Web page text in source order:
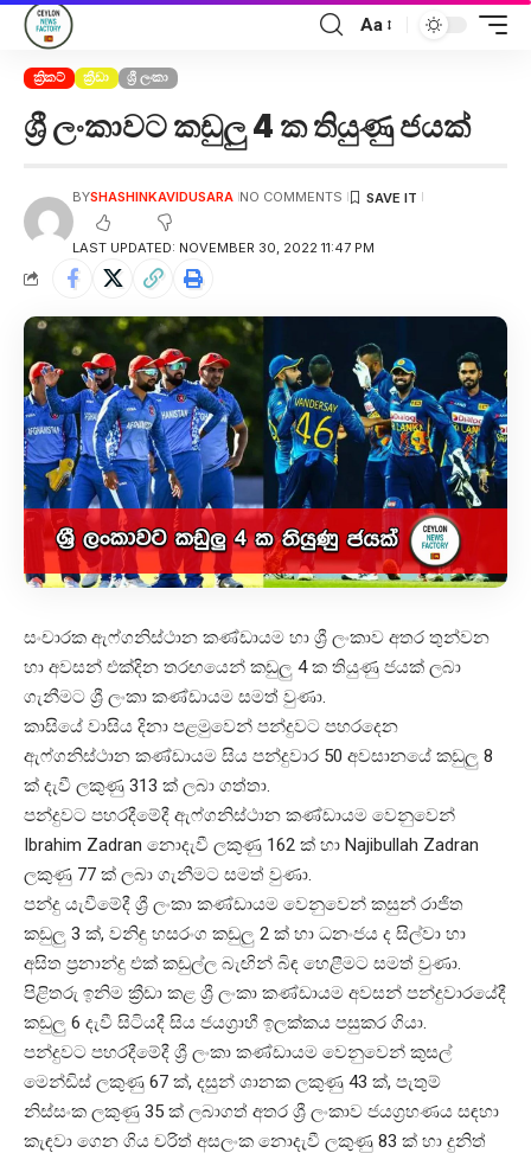
Aa
ක්‍රිකට් ක්‍රීඩා ශ්‍රී ලංකා
ශ්‍රී ලංකාවට කඩුලු 4 ක තියුණු ජයක්
LAST UPDATED: NOVEMBER 30, 2022 11:47 PM
BYSHASHINKAVIDUSARA NO COMMENTS
සංචාරක ඇෆ්ගනිස්ථාන කණ්ඩායම හා ශ්‍රී ලංකාව අතර තුන්වන
හා අවසන් එක්දින තරඟයෙන් කඩුලු 4 ක තියුණු ජයක් ලබා
ගැනීමට ශ්‍රී ලංකා කණ්ඩායම සමත් වුණා.
කාසියේ වාසිය දිනා පළමුවෙන් පන්දුවට පහරදෙන
ඇෆ්ගනිස්ථාන කණ්ඩායම සිය පන්දුවාර 50 අවසානයේ කඩුලු 8
ක් දැවී ලකුණු 313 ක් ලබා ගත්තා.
පන්දුවට පහරදීමේදී ඇෆ්ගනිස්ථාන කණ්ඩායම වෙනුවෙන්
Ibrahim Zadran නොදැවී ලකුණු 162 ක් හා Najibullah Zadran
ලකුණු 77 ක් ලබා ගැනීමට සමත් වුණා.
පන්දු යැවීමේදී ශ්‍රී ලංකා කණ්ඩායම වෙනුවෙන් කසුන් රාජිත
කඩුලු 3 ක්, වනිඳු හසරංග කඩුලු 2 ක් හා ධනංජය ද සිල්වා හා
අසිත ප්‍රනාන්දු එක් කඩුල්ල බැඟින් බිඳ හෙළීමට සමත් වුණා.
පිළිතරු ඉනිම ක්‍රීඩා කළ ශ්‍රී ලංකා කණ්ඩායම අවසන් පන්දුවාරයේදී
කඩුලු 6 දැවී සිටියදී සිය ජයග්‍රාහී ඉලක්කය පසුකර ගියා.
පන්දුවට පහරදීමේදී ශ්‍රී ලංකා කණ්ඩායම වෙනුවෙන් කුසල්
මෙන්ඩිස් ලකුණු 67 ක්, දසුන් ශානක ලකුණු 43 ක්, පැතුම්
නිස්සංක ලකුණු 35 ක් ලබාගත් අතර ශ්‍රී ලංකාව ජයග්‍රහණය සඳහා
කැඳවා ගෙන ගිය චරිත් අසලංක නොදැවී ලකුණු 83 ක් හා දුනිත්